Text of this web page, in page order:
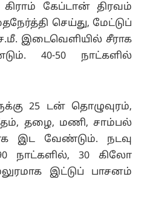
கிராம் கேப்டான் திரவம்
செய்து, மேட்டுப்
இடைவெளியில் சீராக
40-50 நாட்களில்
25 டன் தொழுவுரம்,
தழை, மணி, சாம்பல்
இட வேண்டும். நடவு
நாட்களில், 30 கிலோ
இட்டுப் பாசனம்